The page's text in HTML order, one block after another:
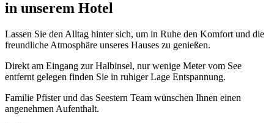
in unserem Hotel
Lassen Sie den Alltag hinter sich, um in Ruhe den Komfort und die
freundliche Atmosphäre unseres Hauses zu genießen.
Direkt am Eingang zur Halbinsel, nur wenige Meter vom See
entfernt gelegen finden Sie in ruhiger Lage Entspannung.
Familie Pfister und das Seestern Team wünschen Ihnen einen
angenehmen Aufenthalt.